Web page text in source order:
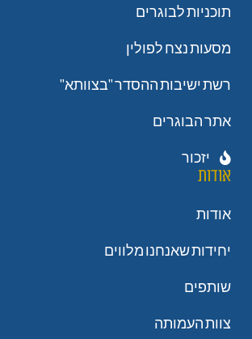
תוכניות לבוגרים
מסעות נצח לפולין
רשת ישיבות ההסדר "בצוותא"
אתר הבוגרים
יזכור
אודות
אודות
יחידות שאנחנו מלווים
שותפים
צוות העמותה